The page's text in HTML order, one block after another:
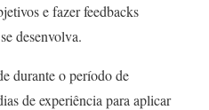
e fazer feedbacks
desenvolva.
durante o período de
de experiência para aplicar